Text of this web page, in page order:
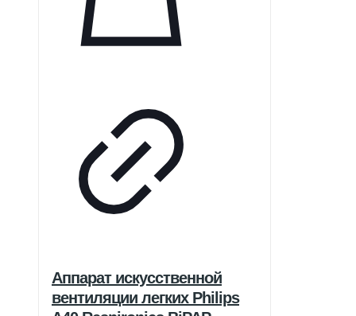
Аппарат искусственной
вентиляции легких Philips